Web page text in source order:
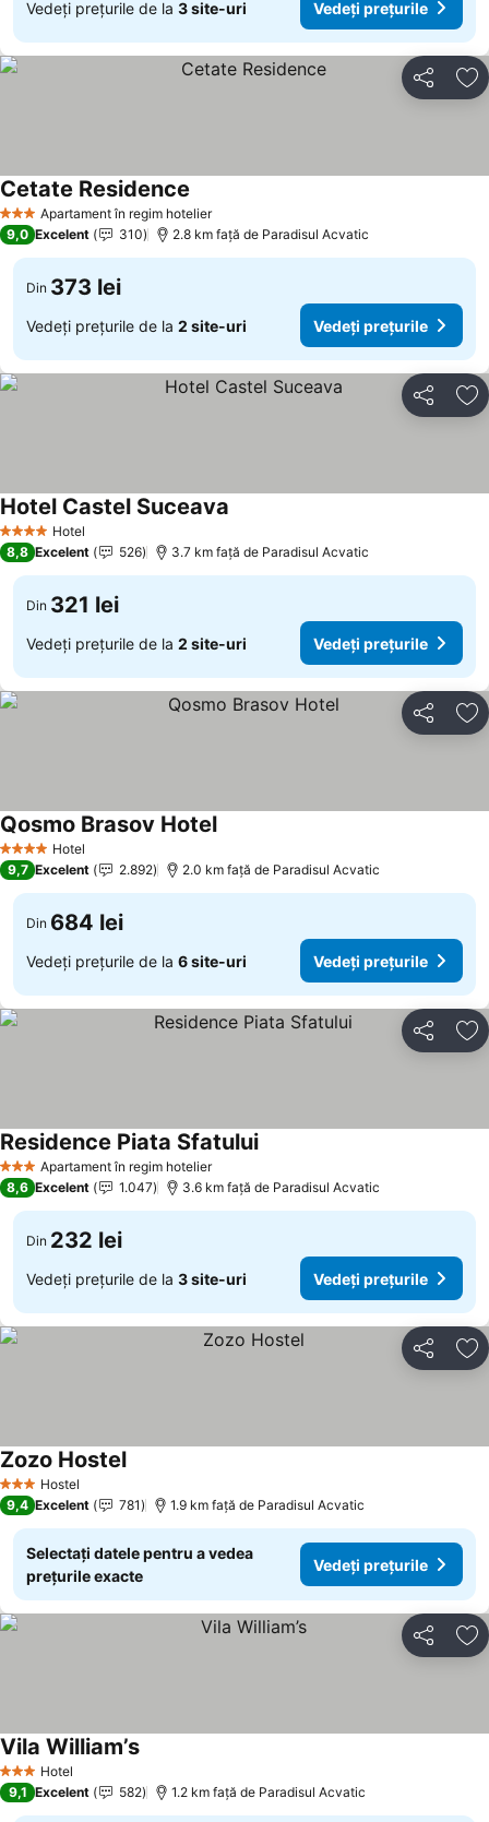
Vedeți prețurile de la 3 site-uri Vedeți prețurile
Distribuiți
3 SteleApartament în regim hotelier
Cetate Residence
9,0 Excelent 310 2.8 km faţă de Paradisul Acvatic
Din 373 lei
Vedeți prețurile de la 2 site-uri Vedeți prețurile
Distribuiți
4 Stele Hotel
Hotel Castel Suceava
8,8 Excelent 526 3.7 km faţă de Paradisul Acvatic
Din 321 lei
Vedeți prețurile de la 2 site-uri Vedeți prețurile
Distribuiți
4 Stele Hotel
Qosmo Brasov Hotel
9,7 Excelent 2.892 2.0 km faţă de Paradisul Acvatic
Din 684 lei
Vedeți prețurile de la 6 site-uri Vedeți prețurile
Distribuiți
3 SteleApartament în regim hotelier
Residence Piata Sfatului
8,6 Excelent 1.047 3.6 km faţă de Paradisul Acvatic
Din 232 lei
Vedeți prețurile de la 3 site-uri Vedeți prețurile
Distribuiți
3 SteleHostel
Zozo Hostel
9,4 Excelent 781 1.9 km faţă de Paradisul Acvatic
Selectați datele pentru a vedea
prețurile exacte
Vedeți prețurile
Distribuiți
3 SteleHotel
Vila William’s
9,1 Excelent 582 1.2 km faţă de Paradisul Acvatic